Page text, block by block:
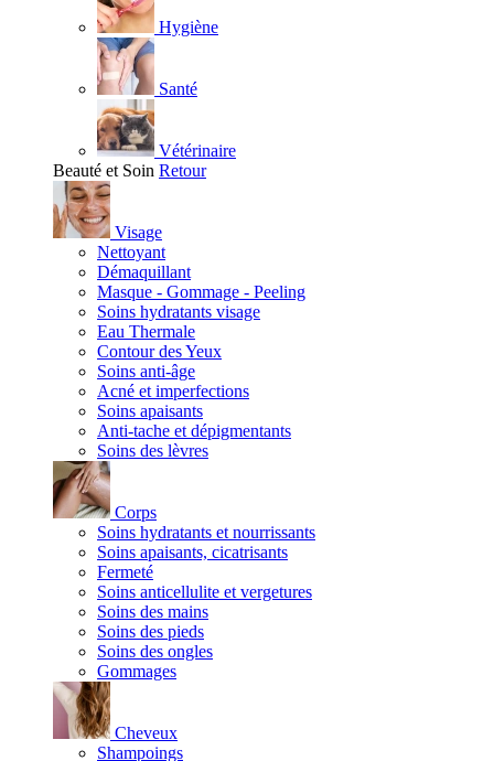
Hygiène
Santé
Vétérinaire
Beauté et Soin Retour
Visage
Nettoyant
Démaquillant
Masque - Gommage - Peeling
Soins hydratants visage
Eau Thermale
Contour des Yeux
Soins anti-âge
Acné et imperfections
Soins apaisants
Anti-tache et dépigmentants
Soins des lèvres
Corps
Soins hydratants et nourrissants
Soins apaisants, cicatrisants
Fermeté
Soins anticellulite et vergetures
Soins des mains
Soins des pieds
Soins des ongles
Gommages
Cheveux
Shampoings